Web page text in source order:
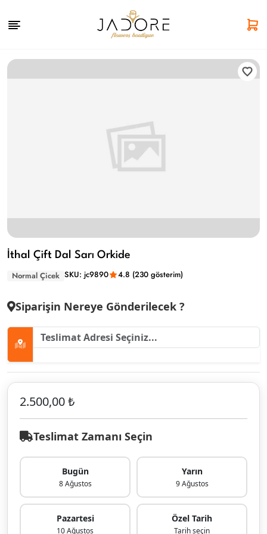
İthal Çift Dal Sarı Orkide
Normal Çicek SKU: jc9890 4.8 (230 gösterim)
Siparişin Nereye Gönderilecek ?
2.500,00 ₺
Teslimat Zamanı Seçin
Bugün
8 Ağustos
Yarın
9 Ağustos
Pazartesi
10 Ağustos
Özel Tarih
Tarih seçin